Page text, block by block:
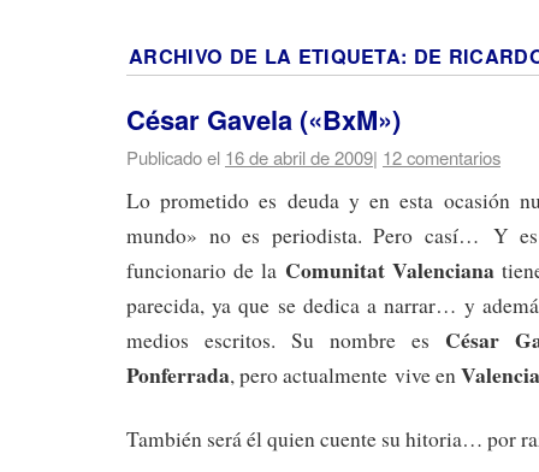
ARCHIVO DE LA ETIQUETA: DE
César Gavela («BxM»)
Publicado el 16 de abril de 2009| 12 comentarios
Lo prometido es deuda y en esta ocasión
mundo» no es periodista. Pero casí… Y
funcionario de la Comunitat Valenciana
parecida, ya que se dedica a narrar… y
medios escritos. Su nombre es César
Ponferrada, pero actualmente vive enValencia
También será él quien cuente su hitoria… por